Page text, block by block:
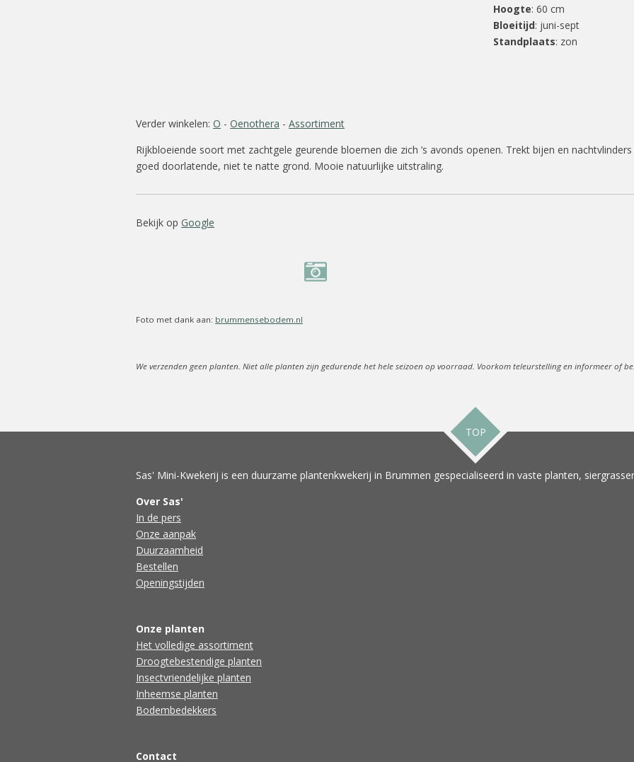
Hoogte: 60 cm
Bloeitijd: juni-sept
Standplaats: zon
Verder winkelen: O - Oenothera - Assortiment
Rijkbloeiende soort met zachtgele geurende bloemen die zich ’s avonds openen. Trekt bijen en
goed doorlatende, niet te natte grond. Mooie natuurlijke uitstraling.
Bekijk op Google
Foto met dank aan: brummensebodem.nl
We verzenden geen planten. Niet alle planten zijn gedurende het hele seizoen op voorraad. Voorkom teleurstelling en informeer of
TOP
Sas' Mini-Kwekerij is een duurzame plantenkwekerij in Brummen gespecialiseerd in vaste planten,
Over Sas'
In de pers
Onze aanpak
Duurzaamheid
Bestellen
Openingstijden
Onze planten
Het volledige assortiment
Droogtebestendige planten
Insectvriendelijke planten
Inheemse planten
Bodembedekkers
Contact